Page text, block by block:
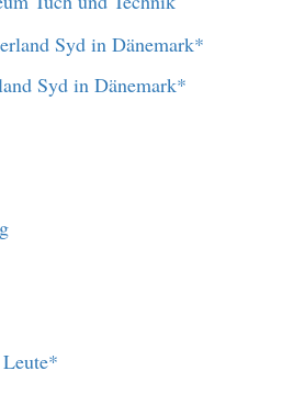
Syd in Dänemark*